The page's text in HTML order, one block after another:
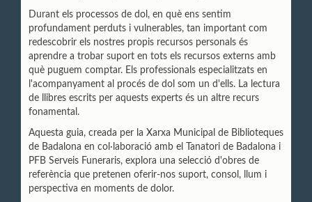
Durant els processos de dol, en què ens sentim
profundament perduts i vulnerables, tan important com
redescobrir els nostres propis recursos personals és
aprendre a trobar suport en tots els recursos externs amb
què puguem comptar. Els professionals especialitzats en
l'acompanyament al procés de dol som un d'ells. La lectura
de llibres escrits per aquests experts és un altre recurs
fonamental.
Aquesta guia, creada per la Xarxa Municipal de Biblioteques
de Badalona en col·laboració amb el Tanatori de Badalona i
PFB Serveis Funeraris, explora una selecció d'obres de
referència que pretenen oferir-nos suport, consol, llum i
perspectiva en moments de dolor.